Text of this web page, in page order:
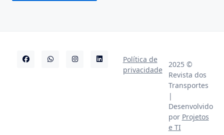
Política de
privacidade
2025 ©
Revista dos
Transportes
|
Desenvolvido
por Projetos
e TI